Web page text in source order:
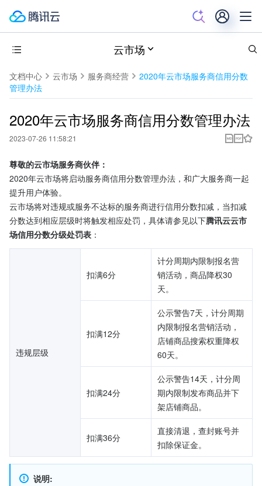
云市场
文档中心 云市场 服务商经营
2020年云市场服务商信用分数
管理办法
2020年云市场服务商信用分数管理办法
2023-07-26 11:58:21
尊敬的云市场服务商伙伴：
2020年云市场将启动服务商信用分数管理办法，和广大服务商一起
提升用户体验。
云市场将对违规或服务不达标的服务商进行信用分数扣减，当扣减
分数达到相应层级时将触发相应处罚，具体请参见以下腾讯云云市
场信用分数分级处罚表 ：
违规层级
扣满6分
计分周期内限制报名营
销活动，商品降权30
天。
扣满12分
公示警告7天，计分周期
内限制报名营销活动，
店铺商品搜索权重降权
60天。
扣满24分
公示警告14天，计分周
期内限制发布商品并下
架店铺商品。
扣满36分
直接清退，查封账号并
扣除保证金。
说明: